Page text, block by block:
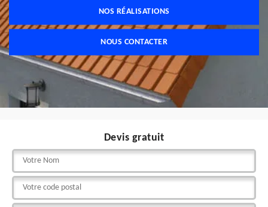
NOS RÉALISATIONS
NOUS CONTACTER
Devis gratuit